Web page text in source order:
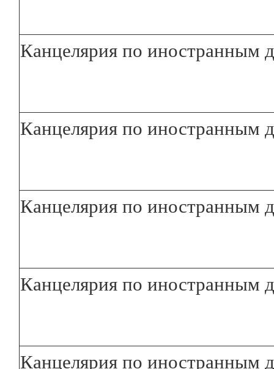
Канцелярия по иностранным
Канцелярия по иностранным
Канцелярия по иностранным
Канцелярия по иностранным
Канцелярия по иностранным